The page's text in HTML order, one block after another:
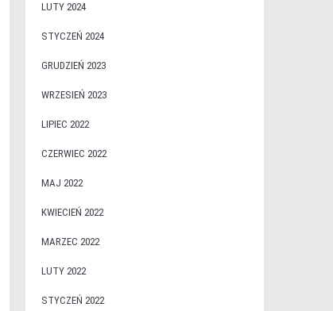
LUTY 2024
STYCZEŃ 2024
GRUDZIEŃ 2023
WRZESIEŃ 2023
LIPIEC 2022
CZERWIEC 2022
MAJ 2022
KWIECIEŃ 2022
MARZEC 2022
LUTY 2022
STYCZEŃ 2022